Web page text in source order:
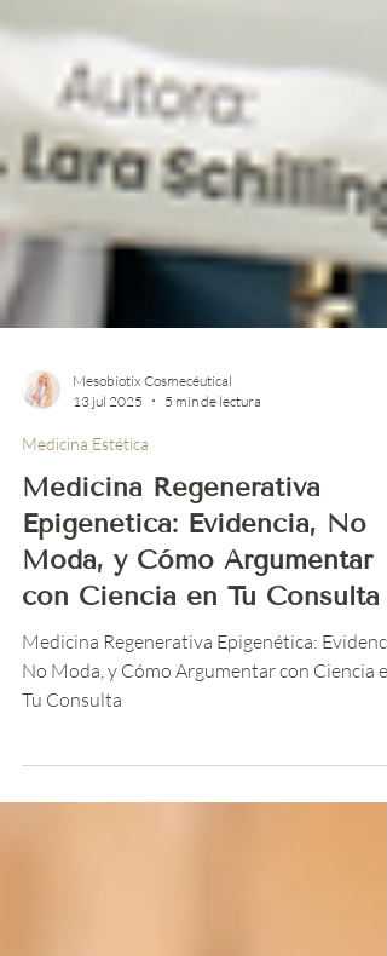
13 jul 2025
Medicina Estética
Medicina Regenerativa
Epigenética: Evidencia, No
Moda, y Cómo Argumentar
con Ciencia en Tu Consulta
Medicina Regenerativa Epigenética:
No Moda, y Cómo Argumentar con Ciencia en